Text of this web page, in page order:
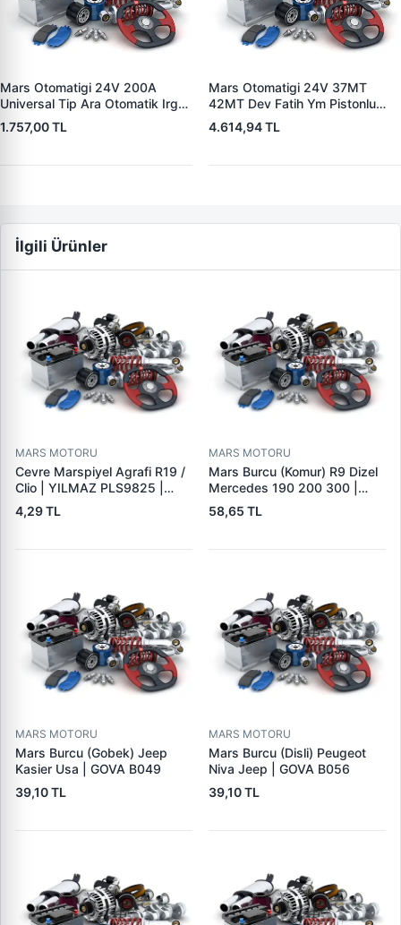
Mars Otomatigi 24V 200A
Universal Tip Ara Otomatik Irgat
| ZM 0404
1.757,00 TL
Mars Otomatigi 24V 37MT
42MT Dev Fatih Ym Pistonlu
Bmc Profesyonel Catterpiller Is
Makinasi | ZM 0361 | OEM
4.614,94 TL
İlgili Ürünler
MARS MOTORU
Cevre Marspiyel Agrafi R19 /
Clio | YILMAZ PLS9825 |
OEM 7703077256
4,29 TL
MARS MOTORU
Mars Burcu (Komur) R9 Dizel
Mercedes 190 200 300 |
GOVA B047
58,65 TL
MARS MOTORU
Mars Burcu (Gobek) Jeep
Kasier Usa | GOVA B049
39,10 TL
MARS MOTORU
Mars Burcu (Disli) Peugeot
Niva Jeep | GOVA B056
39,10 TL